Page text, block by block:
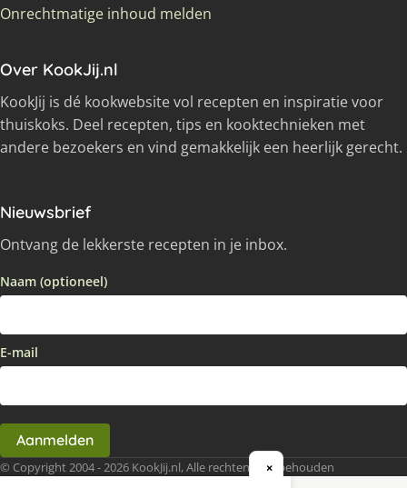
Onrechtmatige inhoud melden
Over KookJij.nl
KookJij is dé kookwebsite vol recepten en inspiratie voor
thuiskoks. Deel recepten, tips en kooktechnieken met
andere bezoekers en vind gemakkelijk een heerlijk gerecht.
Nieuwsbrief
Ontvang de lekkerste recepten in je inbox.
Naam (optioneel)
E-mail
Aanmelden
© Copyright 2004 - 2026 KookJij.nl, Alle rechten voorbehouden
×